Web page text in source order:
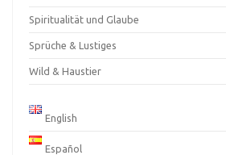
Spiritualität und Glaube
Sprüche & Lustiges
Wild & Haustier
English
Español